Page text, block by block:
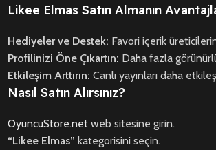
Likee Elmas Satın Almanın
Hediyeler ve Destek: Favori içerik
Profilinizi Öne Çıkartın: Daha fazla
Etkileşim Arttırın: Canlı yayınları daha
Nasıl Satın Alırsınız?
OyuncuStore.net web sitesine girin.
“Likee Elmas” kategorisini seçin.